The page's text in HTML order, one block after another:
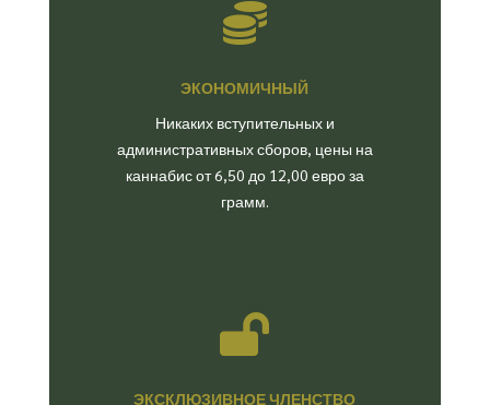

ЭКОНОМИЧНЫЙ
Никаких вступительных и
административных сборов, цены на
каннабис от 6,50 до 12,00 евро за
грамм.

ЭКСКЛЮЗИВНОЕ ЧЛЕНСТВО